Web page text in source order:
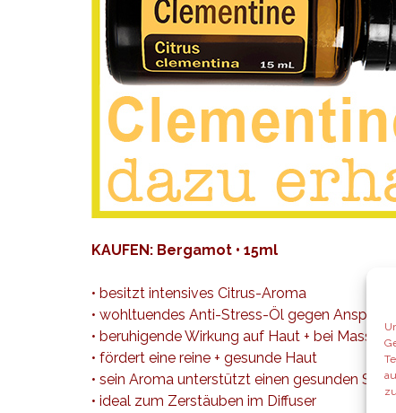
KAUFEN: Bergamot • 15ml
• besitzt intensives Citrus-Aroma
• wohltuendes Anti-Stress-Öl gegen
• beruhigende Wirkung auf Haut + bei Massage
• fördert eine reine + gesunde Haut
• sein Aroma unterstützt einen gesunden
• ideal zum Zerstäuben im Diffuser